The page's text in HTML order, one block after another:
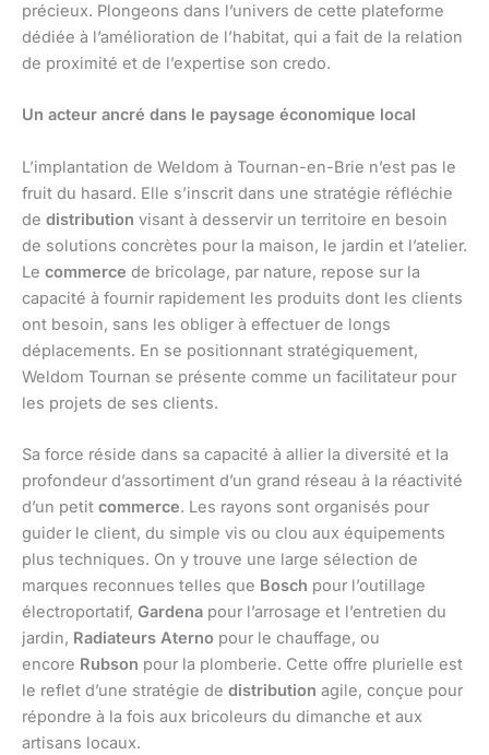
précieux. Plongeons dans l’univers de cette plateforme
dédiée à l’amélioration de l’habitat, qui a fait de la relation
de proximité et de l’expertise son credo.
Un acteur ancré dans le paysage économique local
L’implantation de Weldom à Tournan-en-Brie n’est pas le
fruit du hasard. Elle s’inscrit dans une stratégie réfléchie
de distribution visant à desservir un territoire en besoin
de solutions concrètes pour la maison, le jardin et l’atelier.
Le commerce de bricolage, par nature, repose sur la
capacité à fournir rapidement les produits dont les clients
ont besoin, sans les obliger à effectuer de longs
déplacements. En se positionnant stratégiquement,
Weldom Tournan se présente comme un facilitateur pour
les projets de ses clients.
Sa force réside dans sa capacité à allier la diversité et la
profondeur d’assortiment d’un grand réseau à la réactivité
d’un petit commerce. Les rayons sont organisés pour
guider le client, du simple vis ou clou aux équipements
plus techniques. On y trouve une large sélection de
marques reconnues telles que Bosch pour l’outillage
électroportatif, Gardena pour l’arrosage et l’entretien du
jardin, Radiateurs Aterno pour le chauffage, ou
encore Rubson pour la plomberie. Cette offre plurielle est
le reflet d’une stratégie de distribution agile, conçue pour
répondre à la fois aux bricoleurs du dimanche et aux
artisans locaux.